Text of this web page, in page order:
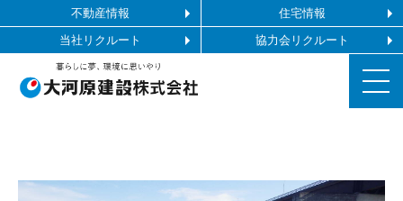
不動産情報
住宅情報
当社リクルート
協力会リクルート